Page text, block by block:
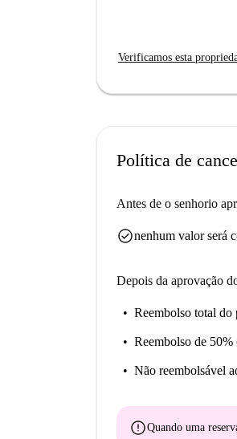
Verificamos esta
Política de
Antes de o senhorio
check_circlenenhum valor será
Depois da aprovação
Reembolso total do
Reembolso de
Não reembolsável
errorQuando uma